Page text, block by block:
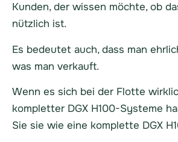
Kunden, der wissen möchte, ob
nützlich ist.
Es bedeutet auch, dass man
was man verkauft.
Wenn es sich bei der Flotte
kompletter DGX H100-Systeme
Sie sie wie eine komplette DGX